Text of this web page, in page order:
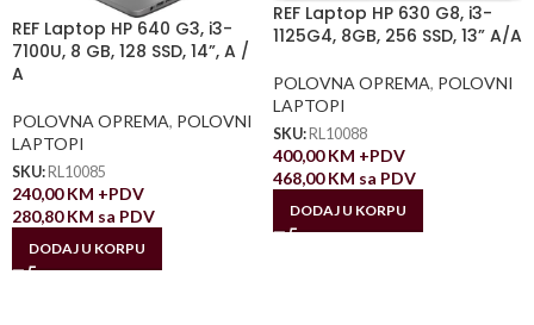
REF Laptop HP 640 G3, i3-
7100U, 8 GB, 128 SSD, 14”, A /
A
POLOVNA OPREMA, POLOVNI
LAPTOPI
SKU: RL10085
240,00KM +PDV
280,80KM sa PDV
DODAJ U KORPU
REF Laptop HP 630 G8, i3-
1125G4, 8GB, 256 SSD, 13” A/A
POLOVNA OPREMA, POLOVNI
LAPTOPI
SKU: RL10088
400,00KM +PDV
468,00KM sa PDV
DODAJ U KORPU